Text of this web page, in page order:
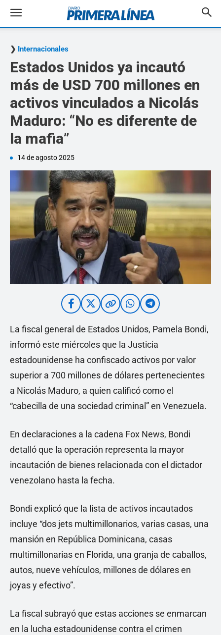
Internacionales
Estados Unidos ya incautó
más de USD 700 millones en
activos vinculados a Nicolás
Maduro: “No es diferente de
la mafia”
14 de agosto 2025
La fiscal general de Estados Unidos, Pamela Bondi,
informó este miércoles que la Justicia
estadounidense ha confiscado activos por valor
superior a 700 millones de dólares pertenecientes
a Nicolás Maduro, a quien calificó como el
“cabecilla de una sociedad criminal” en Venezuela.
En declaraciones a la cadena Fox News, Bondi
detalló que la operación representa la mayor
incautación de bienes relacionada con el dictador
venezolano hasta la fecha.
Bondi explicó que la lista de activos incautados
incluye “dos jets multimillonarios, varias casas, una
mansión en República Dominicana, casas
multimillonarias en Florida, una granja de caballos,
autos, nueve vehículos, millones de dólares en
joyas y efectivo”.
La fiscal subrayó que estas acciones se enmarcan
en la lucha estadounidense contra el crimen